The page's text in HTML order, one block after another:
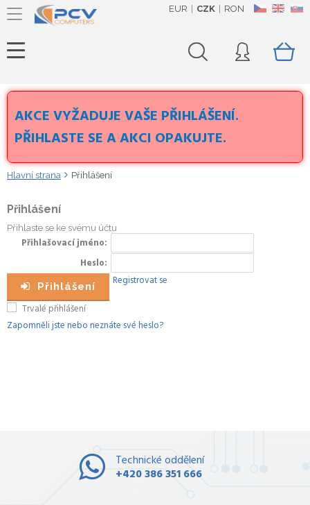
CZ EN SK
EUR CZK RON
AKCE VYŽADUJE VAŠE PŘIHLÁŠENÍ.
PŘIHLASTE SE A AKCI OPAKUJTE.
Hlavní strana Přihlášení
Přihlášení
Přihlaste se ke svému účtu
Přihlašovací jméno
Heslo
Přihlášení
Registrovat se
Trvalé přihlášení
Zapomněli jste nebo neznáte své heslo?
Technické oddělení
+420 386 351 666